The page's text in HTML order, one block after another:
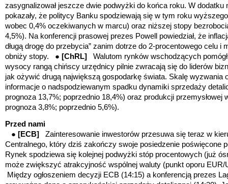
zasygnalizował jeszcze dwie podwyżki do końca roku. W dodatku
pokazały, że politycy Banku spodziewają się w tym roku
wobec 0,4% oczekiwanych w marcu) oraz niższej stopy
4,5%). Na konferencji prasowej prezes Powell powiedział, że
długą drogę do przebycia” zanim dotrze do 2-procentowego celu i
obniży stopy. ● [ChRL] Walutom rynków wschodzących
wysocy rangą chińscy urzędnicy pilnie zwracają się do liderów
jak ożywić drugą największą gospodarkę świata. Skalę wyzwania
informacje o nadspodziewanym spadku dynamiki sprzedaży
prognoza 13,7%; poprzednio 18,4%) oraz produkcji przemysłowej
prognoza 3,8%; poprzednio 5,6%).
Przed nami
● [ECB]
Zainteresowanie inwestorów przesuwa się teraz w
Centralnego, który dziś zakończy swoje posiedzenie poświęcone
Rynek spodziewa się kolejnej podwyżki stóp procentowych (już
może zwiększyć atrakcyjność wspólnej waluty (punkt oporu EUR/
Między ogłoszeniem decyzji ECB (14:15) a konferencją prezes